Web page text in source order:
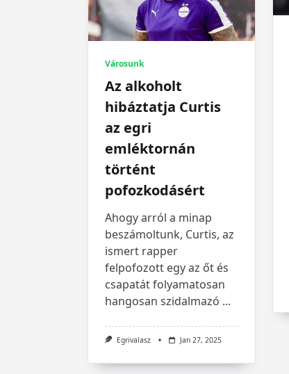
Városunk
Az alkoholt
hibáztatja Curtis
az egri
emléktornán
történt
pofozkodásért
Ahogy arról a minap
beszámoltunk, Curtis, az
ismert rapper
felpofozott egy az őt és
csapatát folyamatosan
hangosan szidalmazó ...
Egrivalasz Jan 27, 2025